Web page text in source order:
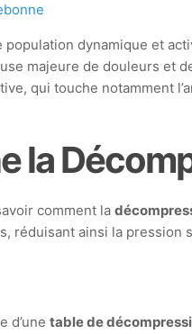
dynamique et
majeure de douleurs et
qui touche notamment
la
comment la
réduisant ainsi la pression
d’unetable de